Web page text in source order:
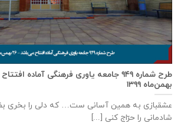
بهمن‌ماه ۱۳۹۹
عشقبازی به همین آسانی ست… که دلی را بخری
شادمانی را حرّاج کنی [...]